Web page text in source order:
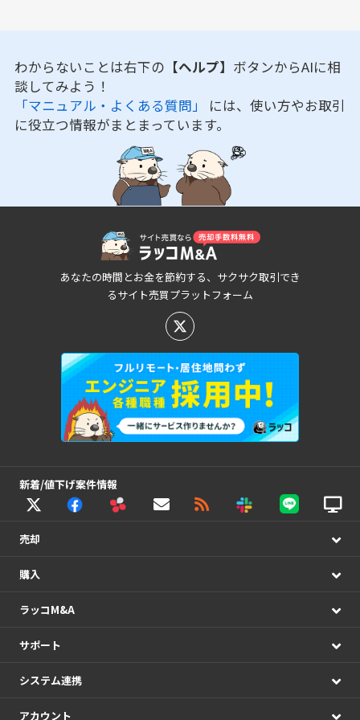
わからないことは右下の 【ヘルプ】 ボタンからAIに相
談してみよう！
「マニュアル・よくある質問」 には、使い方やお取引
に役立つ情報がまとまっています。
あなたの時間とお金を節約する、サクサク取引でき
るサイト売買プラットフォーム
新着/値下げ案件情報
売却
購入
ラッコM&A
サポート
システム連携
アカウント